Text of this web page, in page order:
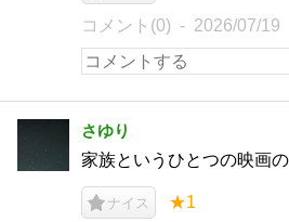
コメント(0) 2026/07/19
さゆり
家族というひとつの映画の
ナイス ★1